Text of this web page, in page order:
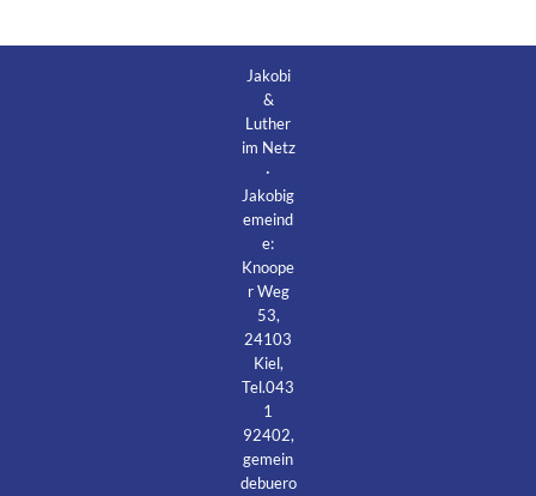
Jakobi
&
Luther
im Netz
·
Jakobig
emeind
e:
Knoope
r Weg
53,
24103
Kiel,
Tel.043
1
92402,
gemein
debuero